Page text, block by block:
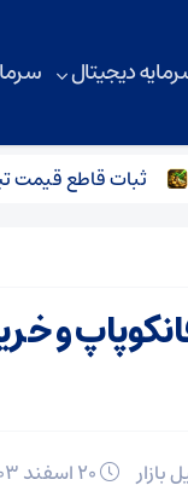
دیجیتال
ثبات قاطع قیمت تیرآهن در
و
بازار